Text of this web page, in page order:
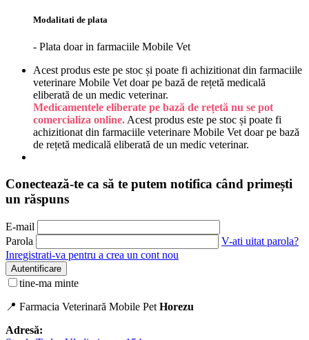
Modalitati de plata
- Plata doar in farmaciile Mobile Vet
Acest produs este pe stoc și poate fi achizitionat din farmaciile
veterinare Mobile Vet doar pe bază de rețetă medicală
eliberată de un medic veterinar.
Medicamentele eliberate pe bază de rețetă nu se pot
comercializa online. Acest produs este pe stoc și poate fi
achizitionat din farmaciile veterinare Mobile Vet doar pe bază
de rețetă medicală eliberată de un medic veterinar.
Conectează-te ca să te putem notifica când primești
un răspuns
E-mail
Parola
V-ati uitat parola?
Inregistrati-va pentru a crea un cont nou
Autentificare
tine-ma minte
📍 Farmacia Veterinară Mobile Pet Horezu
Adresă: